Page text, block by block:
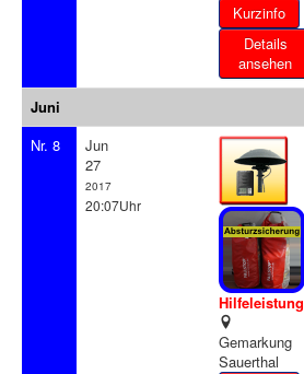
Details
ansehen
Juni
Nr. 8
Jun
27
2017
20:07Uhr
Hilfeleistung
Gemarkung
Sauerthal